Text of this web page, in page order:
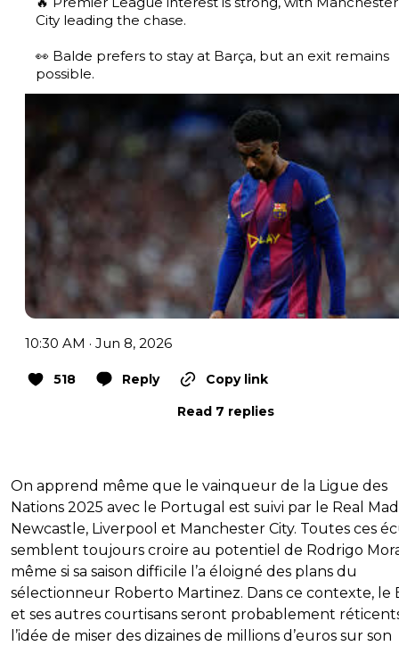
City leading the chase.
👀 Balde prefers to stay at Barça, but an exit remains
possible.
10:30 AM · Jun 8, 2026
518 Reply
Copy link
Read 7 replies
On apprend même que le vainqueur de la Ligue des
Nations 2025 avec le Portugal est suivi par le Real
Newcastle, Liverpool et Manchester City. Toutes ces
semblent toujours croire au potentiel de Rodrigo
même si sa saison difficile l’a éloigné des plans du
sélectionneur Roberto Martinez. Dans ce contexte, le
et ses autres courtisans seront probablement
l’idée de miser des dizaines de millions d’euros sur son